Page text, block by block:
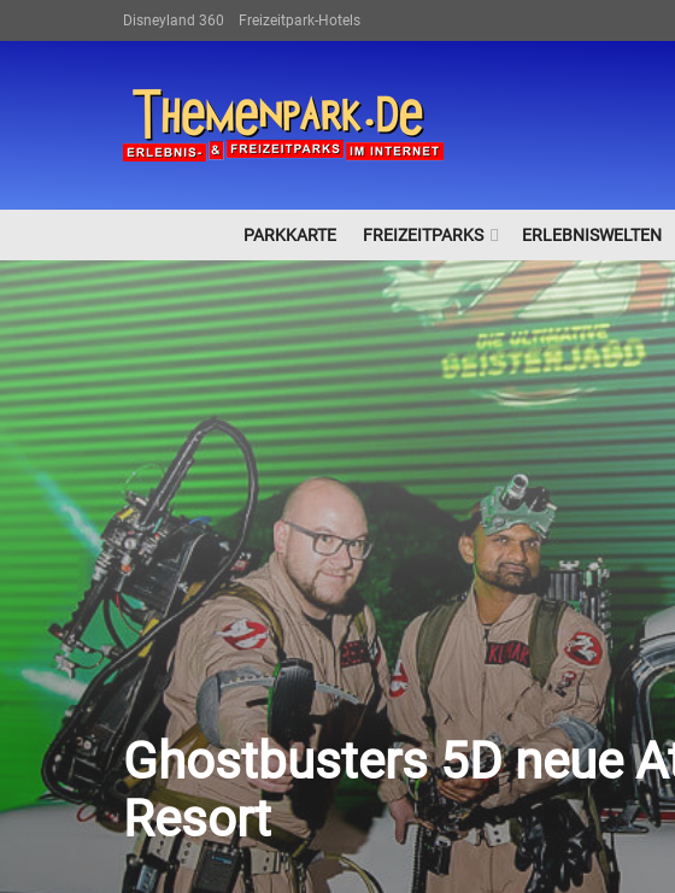
Disneyland 360 Freizeitpark-Hotels
PARKKARTE FREIZEITPARKS ERLEBNISWELTEN
Ghostbusters 5D neue
Resort